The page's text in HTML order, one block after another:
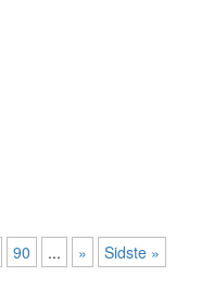
90 ... » Sidste »